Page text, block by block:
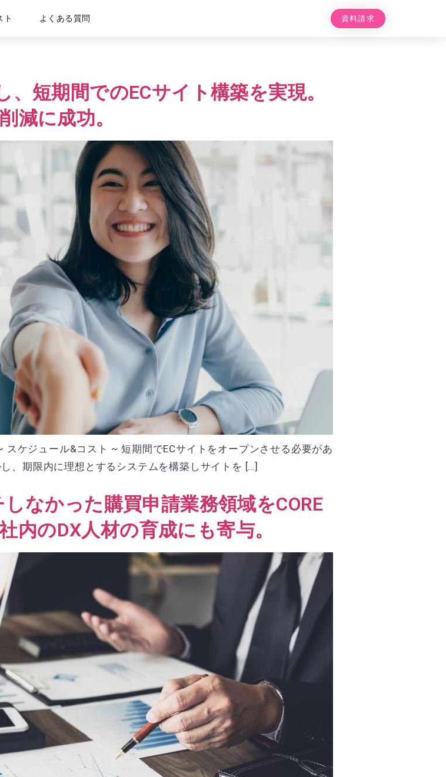
ト よくある質問 資料請求
短期間でのECサイト構築を実現。
減に成功。
ケジュール&コスト ~ 短期間でECサイトをオープンさせる必要があ
、期限内に理想とするシステムを構築しサイトを […]
なかった購買申請業務領域をCORE
内のDX人材の育成にも寄与。